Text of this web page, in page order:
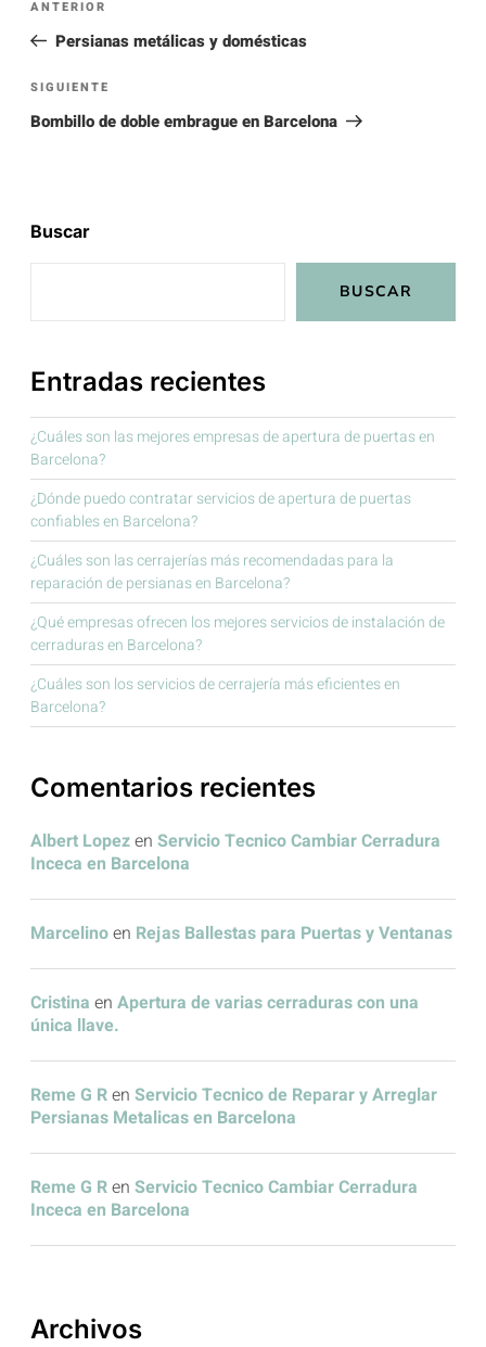
ANTERIOR
Persianas metálicas y domésticas
SIGUIENTE
Bombillo de doble embrague en Barcelona
Buscar
BUSCAR
Entradas recientes
¿Cuáles son las mejores empresas de apertura de puertas en
Barcelona?
¿Dónde puedo contratar servicios de apertura de puertas
confiables en Barcelona?
¿Cuáles son las cerrajerías más recomendadas para la
reparación de persianas en Barcelona?
¿Qué empresas ofrecen los mejores servicios de instalación de
cerraduras en Barcelona?
¿Cuáles son los servicios de cerrajería más eficientes en
Barcelona?
Comentarios recientes
Albert Lopezen Servicio Tecnico Cambiar Cerradura
Inceca en Barcelona
Marcelinoen Rejas Ballestas para Puertas y Ventanas
Cristina en Apertura de varias cerraduras con una
única llave.
Reme G Ren Servicio Tecnico de Reparar y Arreglar
Persianas Metalicas en Barcelona
Reme G Ren Servicio Tecnico Cambiar Cerradura
Inceca en Barcelona
Archivos